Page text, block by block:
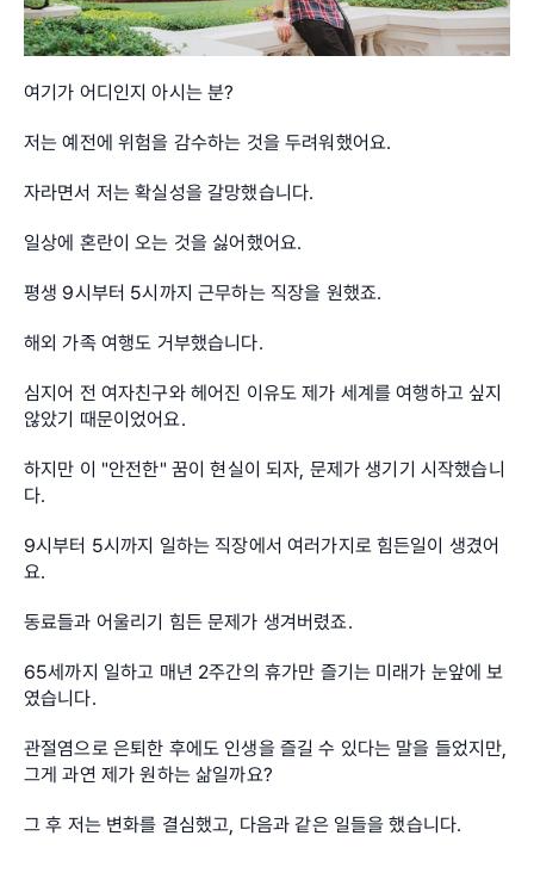
여기가 어디인지 아시는 분?
저는 예전에 위험을 감수하는 것을 두려워했어요.
자라면서 저는 확실성을 갈망했습니다.
일상에 혼란이 오는 것을 싫어했어요.
평생 9시부터 5시까지 근무하는 직장을 원했죠.
해외 가족 여행도 거부했습니다.
심지어 전 여자친구와 헤어진 이유도 제가 세계를 여행하고 싶지
않았기 때문이었어요.
하지만 이 "안전한" 꿈이 현실이 되자, 문제가 생기기 시작했습니
다.
9시부터 5시까지 일하는 직장에서 여러가지로 힘든일이 생겼어
요.
동료들과 어울리기 힘든 문제가 생겨버렸죠.
65세까지 일하고 매년 2주간의 휴가만 즐기는 미래가 눈앞에 보
였습니다.
관절염으로 은퇴한 후에도 인생을 즐길 수 있다는 말을 들었지만,
그게 과연 제가 원하는 삶일까요?
그 후 저는 변화를 결심했고, 다음과 같은 일들을 했습니다.